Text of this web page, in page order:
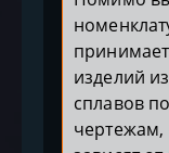
изделий
сплавов
чертежам,